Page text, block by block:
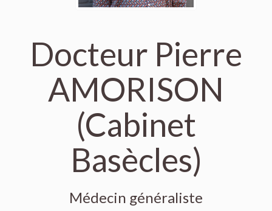
Docteur Pierre
AMORISON
(Cabinet
Basècles)
Médecin généraliste